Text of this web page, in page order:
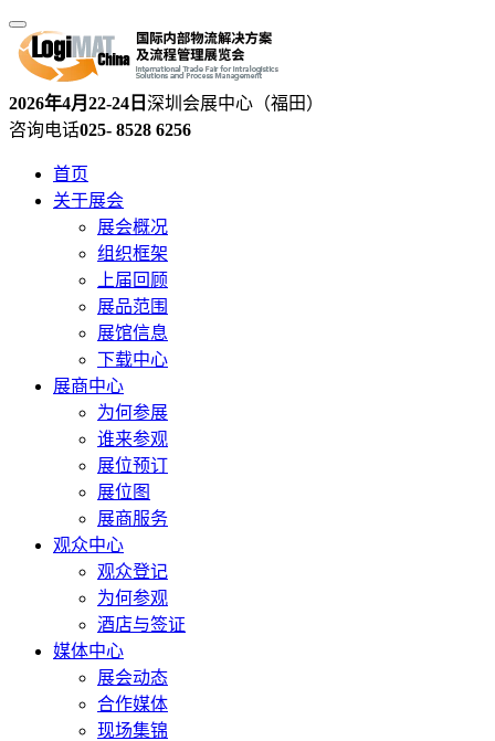
2026年4月22-24日 深圳会展中心（福田）
咨询电话025- 8528 6256
首页
关于展会
展会概况
组织框架
上届回顾
展品范围
展馆信息
下载中心
展商中心
为何参展
谁来参观
展位预订
展位图
展商服务
观众中心
观众登记
为何参观
酒店与签证
媒体中心
展会动态
合作媒体
现场集锦